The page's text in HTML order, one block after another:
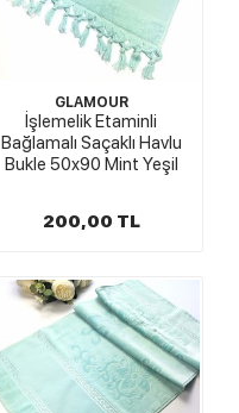
GLAMOUR
İşlemelik Etaminli
Bağlamalı Saçaklı Havlu
Bukle 50x90 Mint Yeşil
200,00 TL